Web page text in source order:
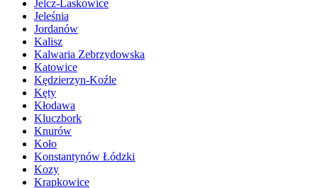
Jelcz-Laskowice
Jeleśnia
Jordanów
Kalisz
Kalwaria Zebrzydowska
Katowice
Kędzierzyn-Koźle
Kęty
Kłodawa
Kluczbork
Knurów
Koło
Konstantynów Łódzki
Kozy
Krapkowice